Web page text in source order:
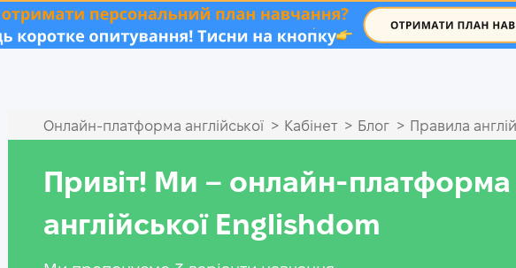
.
Онлайн‑платформа англійської > Кабінет > Блог > Правила
Привіт! Ми – онлайн-платформа
англійської Englishdom